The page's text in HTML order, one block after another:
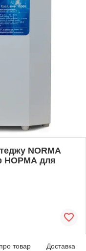
NORMA
НОРМА для
товар Доставка